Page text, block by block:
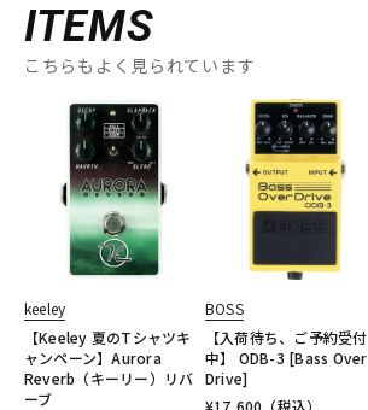
ITEMS
こちらもよく見られています
keeley
【Keeley 夏のTシャツキ
ャンペーン】Aurora
Reverb（キーリー）リバ
ーブ
BOSS
【入荷待ち、ご予約受付
中】 ODB-3 [Bass Over
Drive]